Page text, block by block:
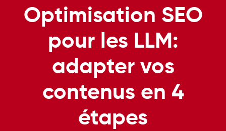
Optimisation SEO
pour les LLM:
adapter vos
contenus en 4
étapes